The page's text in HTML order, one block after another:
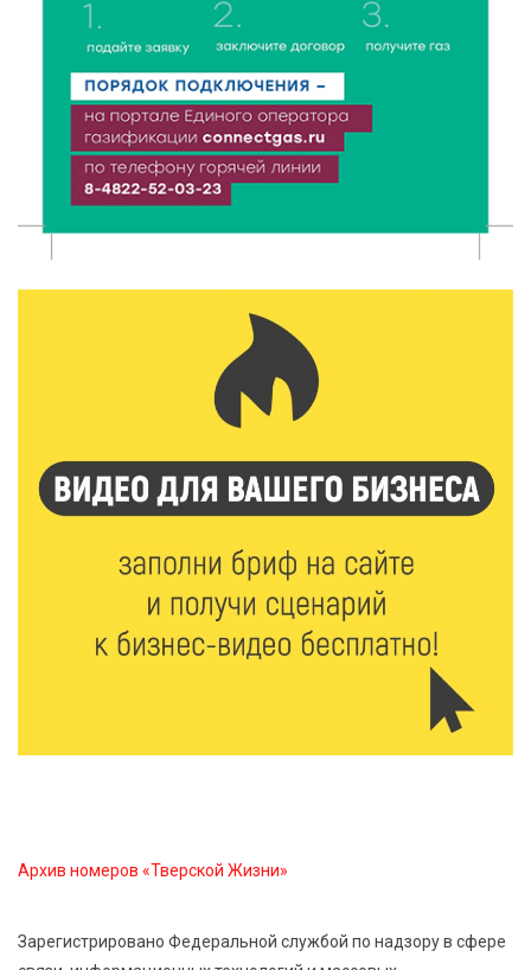
Природное наследие Верхневолжья: где в Тверской
области берегут первозданную красоту?
9 Авг 2026 14:19 1465
Тверские компании могут получить грант до 30 млн
рублей
9 Авг 2026 14:13 301
страницы биографии Муслима Магомаева
450
Поддержка и знания: в Рамешках обсудили
тонкости грудного вскармливания
9 Авг 2026 12:13 372
От проекта к проекту: в Твери самозанятость чаще
воспринимают как временную меру
9 Авг 2026 12:12 689
Бологовские школьники доказали чистоту воздуха
9 Авг 2026 10:10 2718
Архив номеров «Тверской Жизни»
Зарегистрировано Федеральной службой по надзору в сфере